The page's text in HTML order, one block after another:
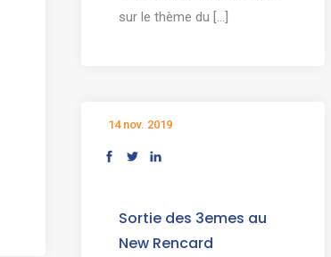
sur le thème du [...]
14 nov. 2019
Sortie des 3emes au
New Rencard